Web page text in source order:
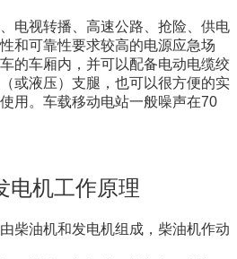
电视转播、高速公路、抢险、供电
和可靠性要求较高的电源应急场
的车厢内，并可以配备电动电缆绞
或液压）支腿，也可以很方便的实
用。车载移动电站一般噪声在70
电机工作原理
柴油机和发电机组成，柴油机作动